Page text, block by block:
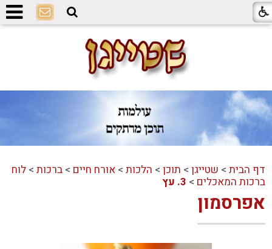
דף הבית > שטייגן > תוכן > הלכות >אורח חיים >ברכות >לוח
ברכות המאכלים > 3. עץ
אפרסמון